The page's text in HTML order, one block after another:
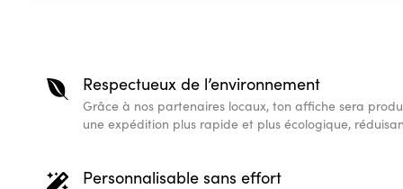
Respectueux de l’environnement
Grâce à nos partenaires locaux, ton affiche sera
une expédition plus rapide et plus écologique,
Personnalisable sans effort